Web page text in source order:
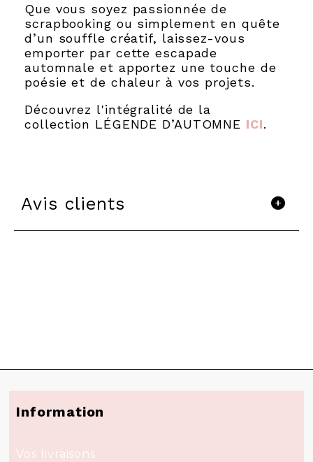
Que vous soyez passionnée de
scrapbooking ou simplement en quête
d’un souffle créatif, laissez-vous
emporter par cette escapade
automnale et apportez une touche de
poésie et de chaleur à vos projets.
Découvrez l'intégralité de la
collection LÉGENDE D’AUTOMNE ICI.
Avis clients
Information
Vos livraisons